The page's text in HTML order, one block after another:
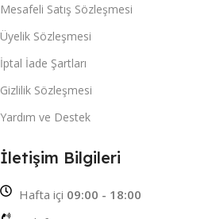
Mesafeli Satış Sözleşmesi
Üyelik Sözleşmesi
İptal İade Şartları
Gizlilik Sözleşmesi
Yardım ve Destek
İletişim Bilgileri
Hafta içi 09:00 - 18:00